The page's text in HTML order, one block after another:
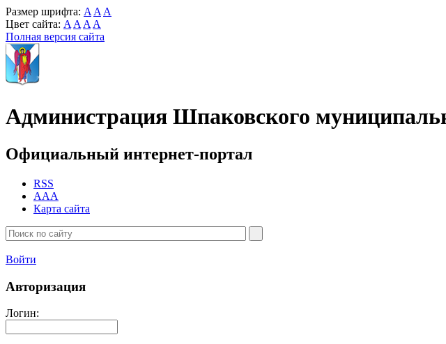
Размер шрифта: A A A
Цвет сайта: A A A A
Полная версия сайта
Администрация Шпаковского
Официальный интернет-портал
RSS
AAA
Карта сайта
Войти
Авторизация
Логин: